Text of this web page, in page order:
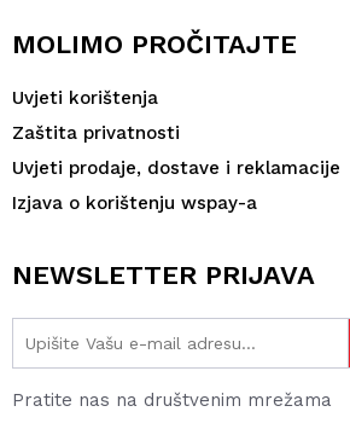
MOLIMO PROČITAJTE
Uvjeti korištenja
Zaštita privatnosti
Uvjeti prodaje, dostave i reklamacije
Izjava o korištenju wspay-a
NEWSLETTER PRIJAVA
Pratite nas na društvenim mrežama